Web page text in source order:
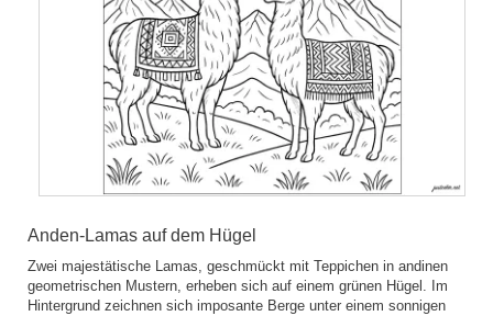
Anden-Lamas auf dem Hügel
Zwei majestätische Lamas, geschmückt mit Teppichen in andinen
geometrischen Mustern, erheben sich auf einem grünen Hügel. Im
Hintergrund zeichnen sich imposante Berge unter einem sonnigen